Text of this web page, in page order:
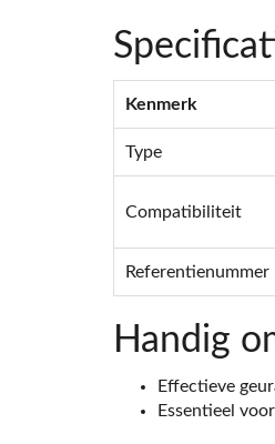
Kenmerk
Type
Compatibiliteit
Referentienummer
Handig
Effectieve
Essentieel